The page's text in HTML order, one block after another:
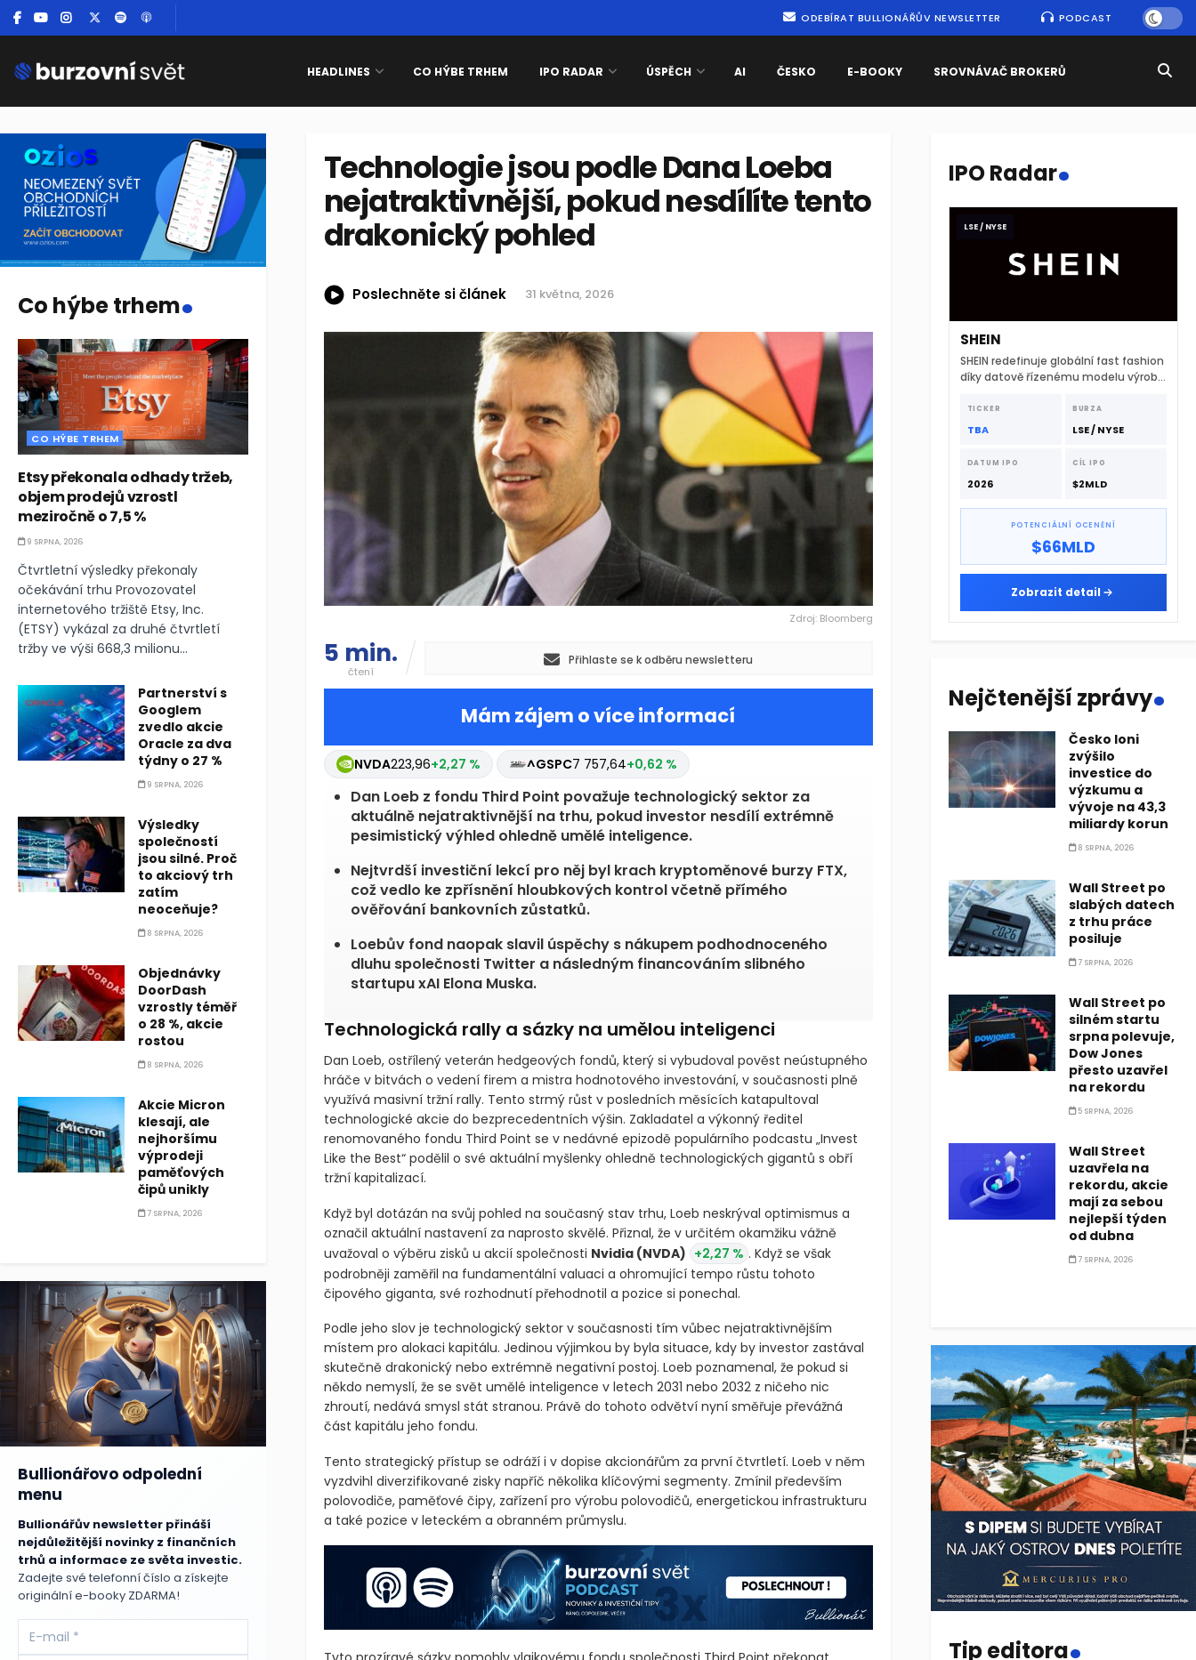
ODEBÍRAT BULLIONÁŘŮV NEWSLETTER PODCAST
HEADLINES CO HÝBE TRHEM IPO RADAR ÚSPĚCH AI ČESKO E-BOOKY SROVNÁVAČ BROKERŮ
Technologie jsou podle Dana Loeba
nejatraktivnější, pokud nesdílíte tento
drakonický pohled
Poslechněte si článek 31 května, 2026
Zdroj: Bloomberg
5 min.
čtení
Přihlaste se k odběru newsletteru
Mám zájem o více informací
NVDA223,96+2,27 % ^GSPC7 757,64+0,62 %
Dan Loeb z fondu Third Point považuje technologický sektor za
aktuálně nejatraktivnější na trhu, pokud investor nesdílí extrémně
pesimistický výhled ohledně umělé inteligence.
Nejtvrdší investiční lekcí pro něj byl krach kryptoměnové burzy FTX,
což vedlo ke zpřísnění hloubkových kontrol včetně přímého
ověřování bankovních zůstatků.
Loebův fond naopak slavil úspěchy s nákupem podhodnoceného
dluhu společnosti Twitter a následným financováním slibného
startupu xAI Elona Muska.
Technologická rally a sázky na umělou inteligenci
Dan Loeb, ostřílený veterán hedgeových fondů, který si vybudoval pověst neústupného
hráče v bitvách o vedení firem a mistra hodnotového investování, v současnosti plně
využívá masivní tržní rally. Tento strmý růst v posledních měsících katapultoval
technologické akcie do bezprecedentních výšin. Zakladatel a výkonný ředitel
renomovaného fondu Third Point se v nedávné epizodě populárního podcastu „Invest
Like the Best“ podělil o své aktuální myšlenky ohledně technologických gigantů s obří
tržní kapitalizací.
Když byl dotázán na svůj pohled na současný stav trhu, Loeb neskrýval optimismus a
označil aktuální nastavení za naprosto skvělé. Přiznal, že v určitém okamžiku vážně
uvažoval o výběru zisků u akcií společnosti Nvidia (NVDA) +2,27 % . Když se však
podrobněji zaměřil na fundamentální valuaci a ohromující tempo růstu tohoto
čipového giganta, své rozhodnutí přehodnotil a pozice si ponechal.
Podle jeho slov je technologický sektor v současnosti tím vůbec nejatraktivnějším
místem pro alokaci kapitálu. Jedinou výjimkou by byla situace, kdy by investor zastával
skutečně drakonický nebo extrémně negativní postoj. Loeb poznamenal, že pokud si
někdo nemyslí, že se svět umělé inteligence v letech 2031 nebo 2032 z ničeho nic
zhroutí, nedává smysl stát stranou. Právě do tohoto odvětví nyní směřuje převážná
část kapitálu jeho fondu.
Tento strategický přístup se odráží i v dopise akcionářům za první čtvrtletí. Loeb v něm
vyzdvihl diverzifikované zisky napříč několika klíčovými segmenty. Zmínil především
polovodiče, paměťové čipy, zařízení pro výrobu polovodičů, energetickou infrastrukturu
a také pozice v leteckém a obranném průmyslu.
Co hýbe trhem.
CO HÝBE TRHEM
Etsy překonala odhady tržeb,
objem prodejů vzrostl
meziročně o 7,5 %
9 SRPNA, 2026
Čtvrtletní výsledky překonaly
očekávání trhu Provozovatel
internetového tržiště Etsy, Inc.
(ETSY) vykázal za druhé čtvrtletí
tržby ve výši 668,3 milionu...
Partnerství s
Googlem
zvedlo akcie
Oracle za dva
týdny o 27 %
9 SRPNA, 2026
Výsledky
společností
jsou silné. Proč
to akciový trh
zatím
neoceňuje?
8 SRPNA, 2026
Objednávky
DoorDash
vzrostly téměř
o 28 %, akcie
rostou
8 SRPNA, 2026
Akcie Micron
klesají, ale
nejhoršímu
výprodeji
paměťových
čipů unikly
7 SRPNA, 2026
Bullionářovo odpolední
menu
Bullionářův newsletter přináší
nejdůležitější novinky z finančních
trhů a informace ze světa investic.
Zadejte své telefonní číslo a získejte
originální e-booky ZDARMA!
IPO Radar.
LSE / NYSE
SHEIN
SHEIN redefinuje globální fast fashion
díky datově řízenému modelu výroby
dodavatelskému řetězci.
TICKER
TBA
BURZA
LSE / NYSE
DATUM IPO
2026
CÍL IPO
$2MLD
POTENCIÁLNÍ OCENĚNÍ
$66MLD
Zobrazit detail
Nejčtenější zprávy.
Česko loni
zvýšilo
investice do
výzkumu a
vývoje na 43,3
miliardy korun
8 SRPNA, 2026
Wall Street po
slabých datech
z trhu práce
posiluje
7 SRPNA, 2026
Wall Street po
silném startu
srpna polevuje,
Dow Jones
přesto uzavřel
na rekordu
5 SRPNA, 2026
Wall Street
uzavřela na
rekordu, akcie
mají za sebou
nejlepší týden
od dubna
7 SRPNA, 2026
Tip editora.